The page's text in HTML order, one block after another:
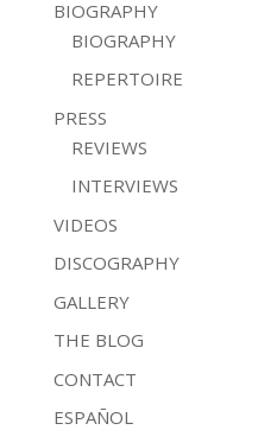
BIOGRAPHY
BIOGRAPHY
REPERTOIRE
PRESS
REVIEWS
INTERVIEWS
VIDEOS
DISCOGRAPHY
GALLERY
THE BLOG
CONTACT
ESPAÑOL